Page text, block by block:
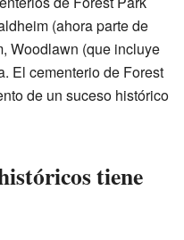
(ahora parte de
Woodlawn (que incluye
El cementerio de Forest
de un suceso histórico
tiene